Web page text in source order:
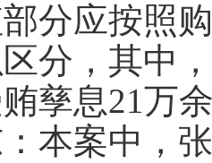
分应按照
分，其中
孳息21万
案中，张